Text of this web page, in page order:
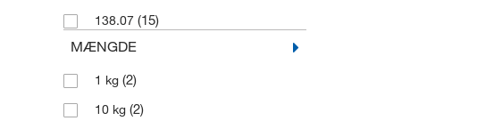
138.07 (15)
MÆNGDE
1 kg (2)
10 kg (2)